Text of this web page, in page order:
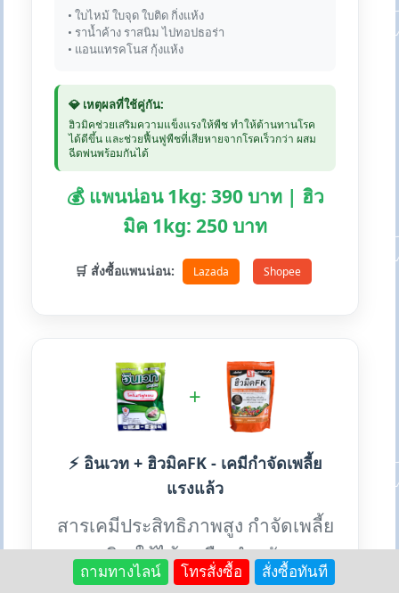
• ใบไหม้ ใบจุด ใบติด กิ่งแห้ง
• ราน้ำค้าง ราสนิม ไปทอปธอร่า
• แอนแทรคโนส กุ้งแห้ง
💎 เหตุผลที่ใช้คู่กัน:
ฮิวมิคช่วยเสริมความแข็งแรงให้พืช ทำให้ต้านทานโรค
ได้ดีขึ้น และช่วยฟื้นฟูพืชที่เสียหายจากโรคเร็วกว่า ผสม
ฉีดพ่นพร้อมกันได้
💰 แพนน่อน 1kg: 390 บาท | ฮิว
มิค 1kg: 250 บาท
🛒 สั่งซื้อแพนน่อน: Lazada Shopee
+
⚡ อินเวท + ฮิวมิคFK - เคมีกำจัดเพลี้ย
แรงแล้ว
สารเคมีประสิทธิภาพสูง กำจัดเพลี้ย
ทุกชนิด ใช้ได้ทุกพืช สำหรับการ
ระบาดหนัก
ถามทางไลน์ โทรสั่งซื้อ สั่งซื้อทันที